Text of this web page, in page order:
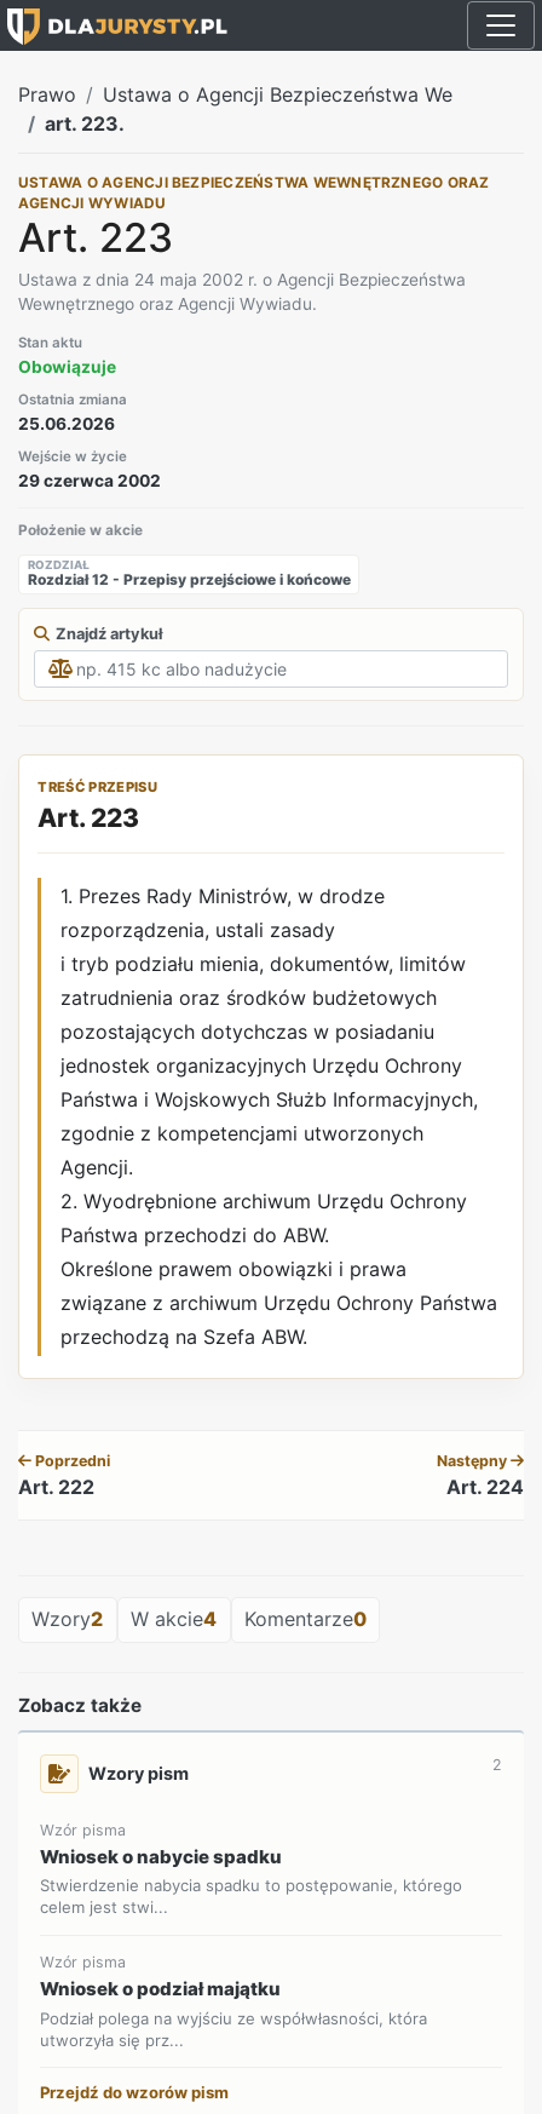
Prawo
Ustawa o Agencji Bezpieczeństwa We
art. 223.
USTAWA O AGENCJI BEZPIECZEŃSTWA WEWNĘTRZNEGO ORAZ
AGENCJI WYWIADU
Art. 223
Ustawa z dnia 24 maja 2002 r. o Agencji Bezpieczeństwa
Wewnętrznego oraz Agencji Wywiadu.
Stan aktu
Obowiązuje
Ostatnia zmiana
25.06.2026
Wejście w życie
29 czerwca 2002
Położenie w akcie
ROZDZIAŁ
Rozdział 12 - Przepisy przejściowe i końcowe
Znajdź artykuł
TREŚĆ PRZEPISU
Art. 223
1. Prezes Rady Ministrów, w drodze
rozporządzenia, ustali zasady
i tryb podziału mienia, dokumentów, limitów
zatrudnienia oraz środków budżetowych
pozostających dotychczas w posiadaniu
jednostek organizacyjnych Urzędu Ochrony
Państwa i Wojskowych Służb Informacyjnych,
zgodnie z kompetencjami utworzonych
Agencji.
2. Wyodrębnione archiwum Urzędu Ochrony
Państwa przechodzi do ABW.
Określone prawem obowiązki i prawa
związane z archiwum Urzędu Ochrony Państwa
przechodzą na Szefa ABW.
Poprzedni
Art. 222
Następny
Art. 224
Wzory2 W akcie4 Komentarze0
Zobacz także
Wzory pism 2
Wzór pisma
Wniosek o nabycie spadku
Stwierdzenie nabycia spadku to postępowanie, którego
celem jest stwi...
Wzór pisma
Wniosek o podział majątku
Podział polega na wyjściu ze współwłasności, która
utworzyła się prz...
Przejdź do wzorów pism